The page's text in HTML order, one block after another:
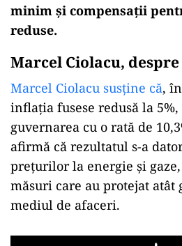
minim și compensații
reduse.
Marcel Ciolacu,
Marcel Ciolacu susține că,
inflația fusese redusă la
guvernarea cu o rată de
afirmă că rezultatul s-a
prețurilor la energie și
măsuri care au protejat atât
mediul de afaceri.